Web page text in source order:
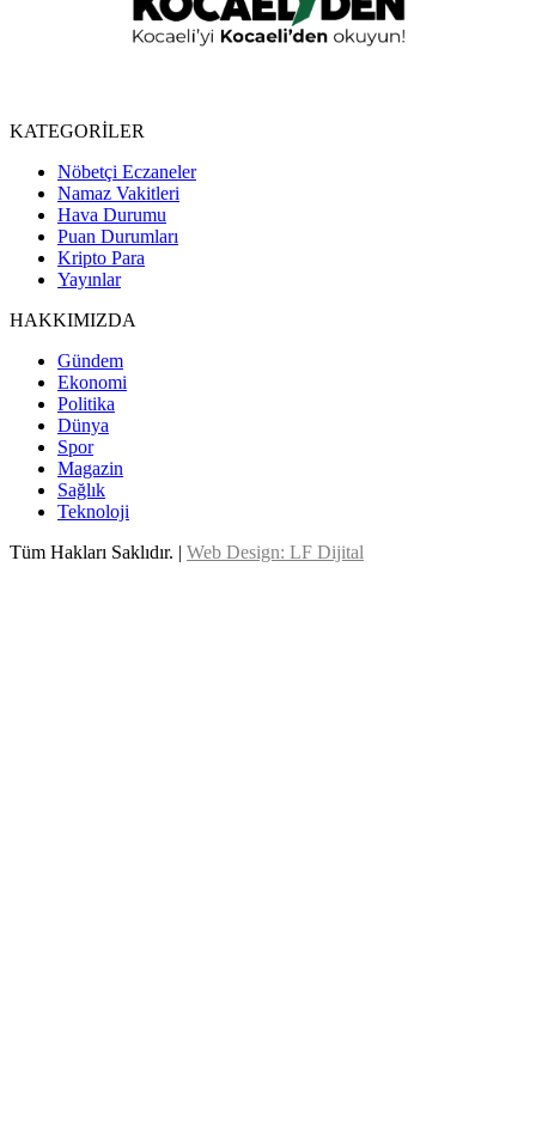
KATEGORİLER
Nöbetçi Eczaneler
Namaz Vakitleri
Hava Durumu
Puan Durumları
Kripto Para
Yayınlar
HAKKIMIZDA
Gündem
Ekonomi
Politika
Dünya
Spor
Magazin
Sağlık
Teknoloji
Tüm Hakları Saklıdır. | Web Design: LF Dijital